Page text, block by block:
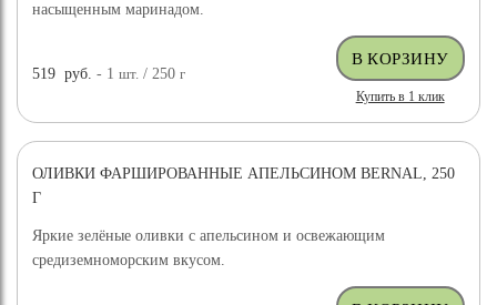
насыщенным маринадом.
519 руб. - 1шт. / 250г
Купить в 1 клик
ОЛИВКИ ФАРШИРОВАННЫЕ АПЕЛЬСИНОМ BERNAL, 250
Г
Яркие зелёные оливки с апельсином и освежающим
средиземноморским вкусом.